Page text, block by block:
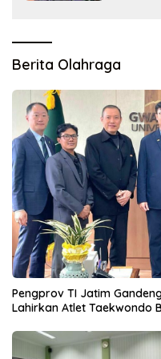
Berita Olahraga
Pengprov TI Jatim
Lahirkan Atlet Taekwondo